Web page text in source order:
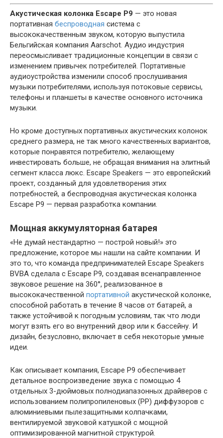
Акустическая колонка Escape P9 — это новая
портативная беспроводная система с
высококачественным звуком, которую выпустила
Бельгийская компания Aarschot. Аудио индустрия
переосмысливает традиционные концепции в связи с
изменением привычек потребителей. Портативные
аудиоустройства изменили способ прослушивания
музыки потребителями, используя потоковые сервисы,
телефоны и планшеты в качестве основного источника
музыки.
Но кроме доступных портативных акустических колонок
среднего размера, не так много качественных вариантов,
которые понравятся потребителю, желающему
инвестировать больше, не обращая внимания на элитный
сегмент класса люкс. Escape Speakers — это европейский
проект, созданный для удовлетворения этих
потребностей, а беспроводная акустическая колонка
Escape P9 — первая разработка компании.
Мощная аккумуляторная батарея
«Не думай нестандартно — построй новый!» это
предложение, которое мы нашли на сайте компании. И
это то, что команда предпринимателей Escape Speakers
BVBA сделала с Escape P9, создавая всенаправленное
звуковое решение на 360°, реализованное в
высококачественной портативной акустической колонке,
способной работать в течение 8 часов от батарей, а
также устойчивой к погодным условиям, так что люди
могут взять его во внутренний двор или к бассейну. И
дизайн, безусловно, включает в себя некоторые умные
идеи.
Как описывает компания, Escape P9 обеспечивает
детальное воспроизведение звука с помощью 4
отдельных 3-дюймовых полнодиапазонных драйверов с
использованием полипропиленовых (PP) диффузоров с
алюминиевыми пылезащитными колпачками,
вентилируемой звуковой катушкой с мощной
оптимизированной магнитной структурой.